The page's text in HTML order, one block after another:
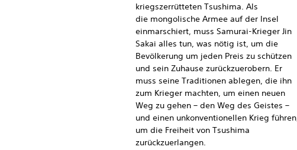
kriegszerrütteten Tsushima. Als
die mongolische Armee auf der Insel
einmarschiert, muss Samurai-Krieger Jin
Sakai alles tun, was nötig ist, um die
Bevölkerung um jeden Preis zu schützen
und sein Zuhause zurückzuerobern. Er
muss seine Traditionen ablegen, die ihn
zum Krieger machten, um einen neuen
Weg zu gehen – den Weg des Geistes –
und einen unkonventionellen Krieg führen,
um die Freiheit von Tsushima
zurückzuerlangen.